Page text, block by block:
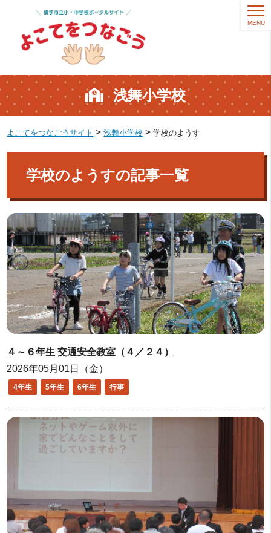
浅舞小学校
MENU
よこてをつなごうサイト >浅舞小学校 >学校のようす
学校のようすの記事一覧
４～６年生 交通安全教室（４／２４）
2026年05月01日（金）
4年生 5年生 6年生 行事